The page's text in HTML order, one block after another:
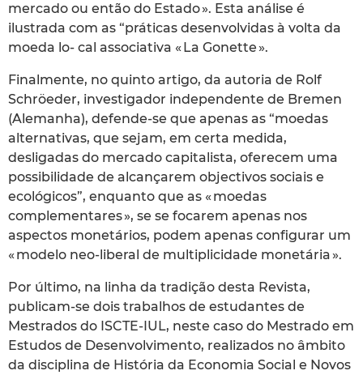
mercado ou então do Estado ». Esta análise é
ilustrada com as “práticas desenvolvidas à volta da
moeda lo- cal associativa « La Gonette ».
Finalmente, no quinto artigo, da autoria de Rolf
Schröeder, investigador independente de Bremen
(Alemanha), defende-se que apenas as “moedas
alternativas, que sejam, em certa medida,
desligadas do mercado capitalista, oferecem uma
possibilidade de alcançarem objectivos sociais e
ecológicos”, enquanto que as « moedas
complementares », se se focarem apenas nos
aspectos monetários, podem apenas configurar um
« modelo neo-liberal de multiplicidade monetária ».
Por último, na linha da tradição desta Revista,
publicam-se dois trabalhos de estudantes de
Mestrados do ISCTE-IUL, neste caso do Mestrado em
Estudos de Desenvolvimento, realizados no âmbito
da disciplina de História da Economia Social e Novos